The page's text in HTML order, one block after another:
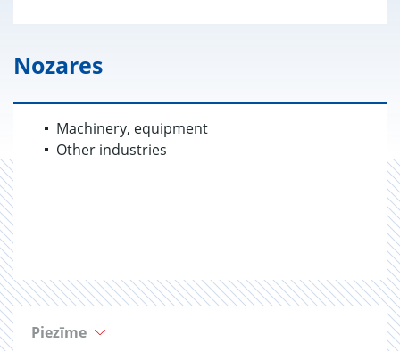
Nozares
Machinery, equipment
Other industries
Piezīme